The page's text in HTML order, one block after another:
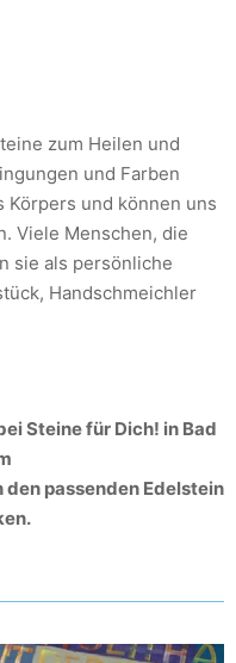
zum Heilen und
und Farben
und können uns
Viele Menschen, die
sie als persönliche
Handschmeichler
Steine für Dich! in Bad
passenden Edelstein